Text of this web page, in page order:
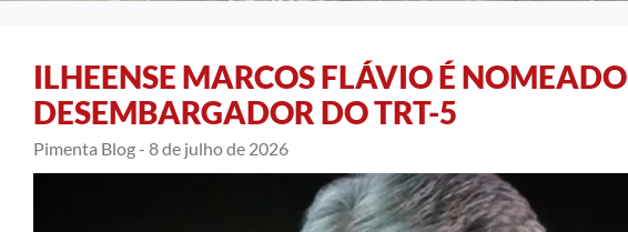
ILHEENSE MARCOS FLÁVIO É NOMEADO
DESEMBARGADOR DO TRT-5
Pimenta Blog - 8 de julho de 2026